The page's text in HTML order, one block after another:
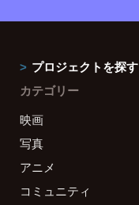
プロジェクトを探す
カテゴリー
映画
写真
アニメ
コミュニティ